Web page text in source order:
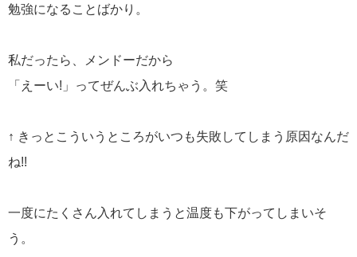
勉強になることばかり。
私だったら、メンドーだから
「えーい!」ってぜんぶ入れちゃう。笑
↑ きっとこういうところがいつも失敗してしまう原因なんだ
ね!!
一度にたくさん入れてしまうと温度も下がってしまいそ
う。